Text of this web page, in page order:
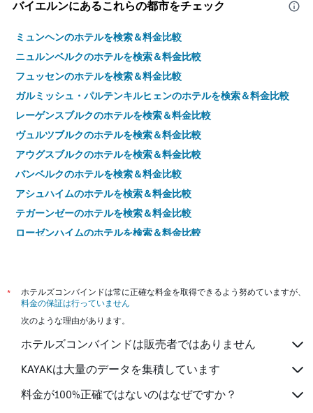
バイエルン​にあるこれらの都市をチェック
ミュンヘンのホテルを検索＆料金比較
ニュルンベルクのホテルを検索＆料金比較
フュッセンのホテルを検索＆料金比較
ガルミッシュ・パルテンキルヒェンのホテルを検索＆料金比較
レーゲンスブルクのホテルを検索＆料金比較
ヴュルツブルクのホテルを検索＆料金比較
アウグスブルクのホテルを検索＆料金比較
バンベルクのホテルを検索＆料金比較
アシュハイムのホテルを検索＆料金比較
テガーンゼーのホテルを検索＆料金比較
ローゼンハイムのホテルを検索＆料金比較
ガルヒング・バイ・ミュンヘンのホテルを検索＆料金比較
ミッテンヴァルトのホテルを検索＆料金比較
ローテンブルク・オプ・デア・タウバーのホテルを検索＆料金
比較
ギュンツブルクのホテルを検索＆料金比較
オーベラウのホテルを検索＆料金比較
*
ホテルズコンバインドは常に正確な料金を取得できるよう努めていますが、
料金の保証は行っていません
次のような理由があります。
ホテルズコンバインドは販売者ではありません
KAYAKは大量のデータを集積しています
料金が100%正確ではないのはなぜですか？